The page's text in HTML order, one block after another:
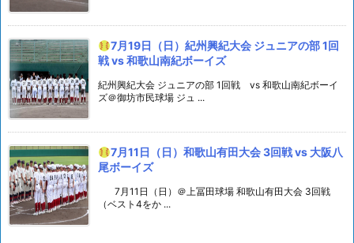
7月19日（日）紀州興紀大会 ジュニアの部 1回
戦 vs 和歌山南紀ボーイズ
紀州興紀大会 ジュニアの部 1回戦 vs 和歌山南紀ボーイ
ズ＠御坊市民球場 ジュ ...
7月11日（日）和歌山有田大会 3回戦 vs 大阪八
尾ボーイズ
7月11日（日）＠上冨田球場 和歌山有田大会 3回戦
（ベスト4をか ...